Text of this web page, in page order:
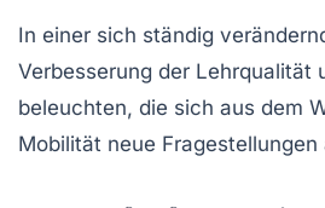
In einer sich ständig
Verbesserung der Lehrqualität
beleuchten, die sich aus dem
Mobilität neue